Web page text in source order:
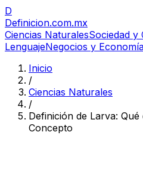
D
Definicion.com.mx
Ciencias NaturalesSociedad y
LenguajeNegocios y Economía
Inicio
/
Ciencias Naturales
/
Definición de Larva:
Concepto